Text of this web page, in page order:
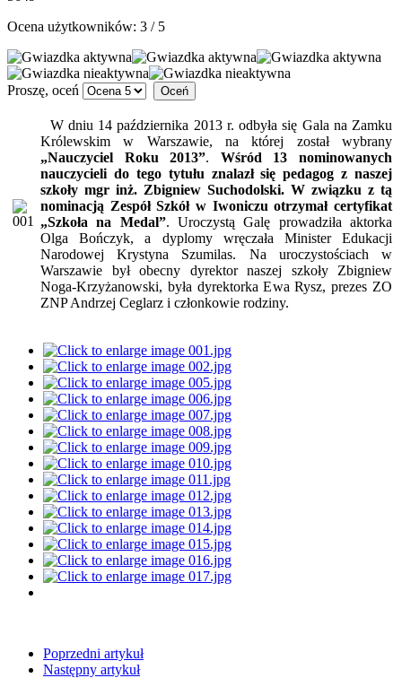
Ocena użytkowników: 3 / 5
Proszę, oceń
W dniu 14 października 2013 r. odbyła się Gala na Zamku
Królewskim w Warszawie, na której został wybrany
„Nauczyciel Roku 2013”. Wśród 13 nominowanych
nauczycieli do tego tytułu znalazł się pedagog z naszej
szkoły mgr inż. Zbigniew Suchodolski. W związku z tą
nominacją Zespół Szkół w Iwoniczu otrzymał certyfikat
„Szkoła na Medal”. Uroczystą Galę prowadziła aktorka
Olga Bończyk, a dyplomy wręczała Minister Edukacji
Narodowej Krystyna Szumilas. Na uroczystościach w
Warszawie był obecny dyrektor naszej szkoły Zbigniew
Noga-Krzyżanowski, była dyrektorka Ewa Rysz, prezes ZO
ZNP Andrzej Ceglarz i członkowie rodziny.
Poprzedni artykuł
Następny artykuł